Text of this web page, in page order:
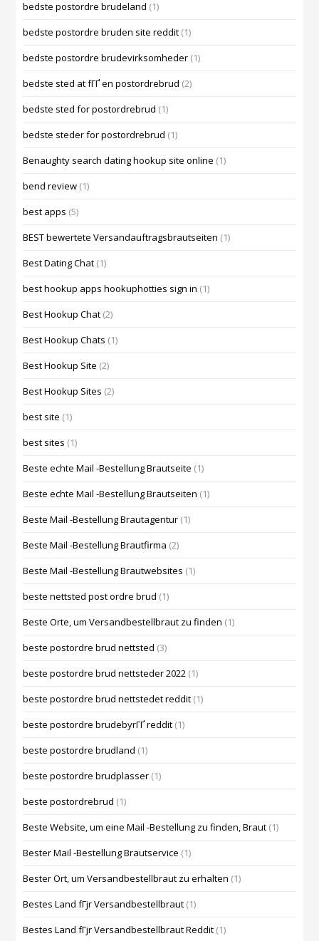
bedste postordre brudeland (1)
bedste postordre bruden site reddit (1)
bedste postordre brudevirksomheder (1)
bedste sted at fГҐ en postordrebrud (2)
bedste sted for postordrebrud (1)
bedste steder for postordrebrud (1)
Benaughty search dating hookup site online (1)
bend review (1)
best apps (5)
BEST bewertete Versandauftragsbrautseiten (1)
Best Dating Chat (1)
best hookup apps hookuphotties sign in (1)
Best Hookup Chat (2)
Best Hookup Chats (1)
Best Hookup Site (2)
Best Hookup Sites (2)
best site (1)
best sites (1)
Beste echte Mail -Bestellung Brautseite (1)
Beste echte Mail -Bestellung Brautseiten (1)
Beste Mail -Bestellung Brautagentur (1)
Beste Mail -Bestellung Brautfirma (2)
Beste Mail -Bestellung Brautwebsites (1)
beste nettsted post ordre brud (1)
Beste Orte, um Versandbestellbraut zu finden (1)
beste postordre brud nettsted (3)
beste postordre brud nettsteder 2022 (1)
beste postordre brud nettstedet reddit (1)
beste postordre brudebyrГҐ reddit (1)
beste postordre brudland (1)
beste postordre brudplasser (1)
beste postordrebrud (1)
Beste Website, um eine Mail -Bestellung zu finden, Braut (1)
Bester Mail -Bestellung Brautservice (1)
Bester Ort, um Versandbestellbraut zu erhalten (1)
Bestes Land fГјr Versandbestellbraut (1)
Bestes Land fГјr Versandbestellbraut Reddit (1)